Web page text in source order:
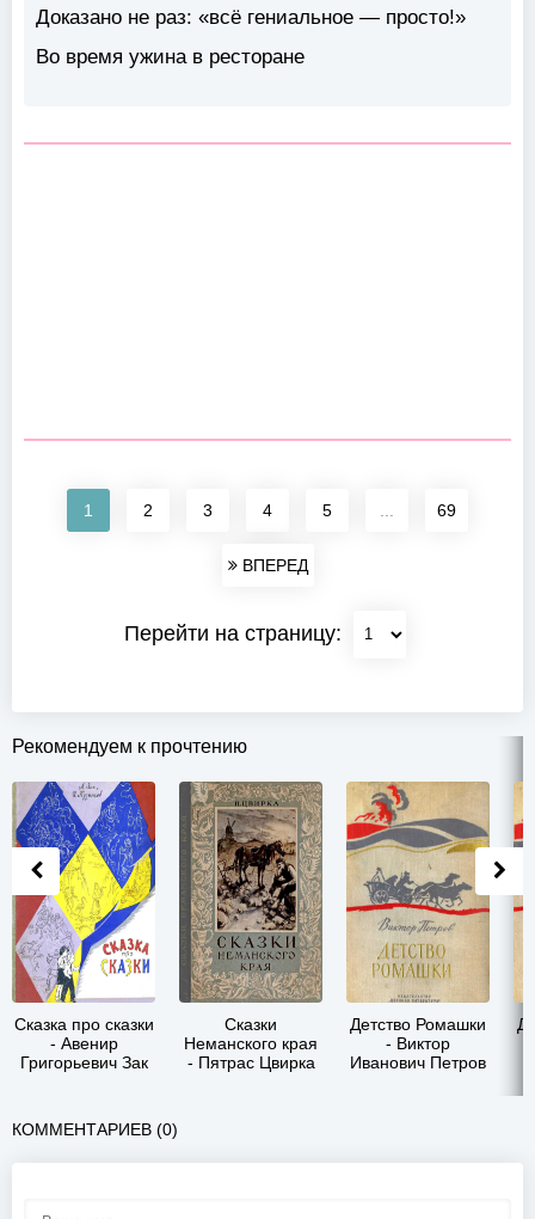
Доказано не раз: «всё гениальное — просто!»
Во время ужина в ресторане
1 2 3 4 5 69
ВПЕРЕД
Перейти на страницу:
Рекомендуем к прочтению
Сказка про сказки
- Авенир
Григорьевич Зак
Сказки
Неманского края
- Пятрас Цвирка
Детство Ромашки
- Виктор
Иванович Петров
КОММЕНТАРИЕВ (0)